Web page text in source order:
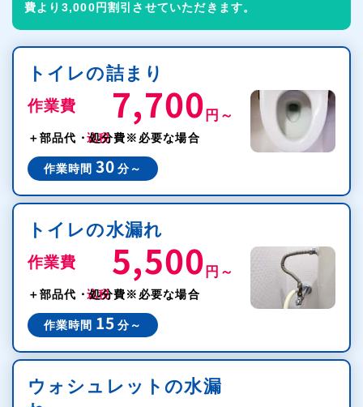
費より3,000円割引させていただきます。
トイレの詰まり
作業費 7,700 円～
＋部品代・処分費※必要な場合
作業時間 30 分～
トイレの水漏れ
作業費 5,500 円～
＋部品代・処分費※必要な場合
作業時間 15 分～
ウォシュレットの水漏